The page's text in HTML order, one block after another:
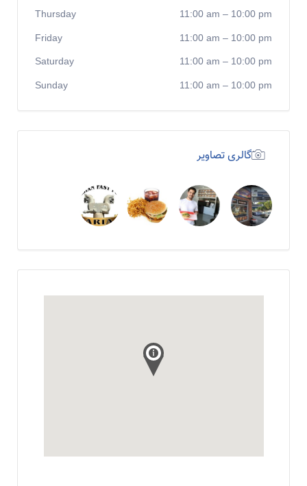
Thursday 11:00 am – 10:00 pm
Friday 11:00 am – 10:00 pm
Saturday 11:00 am – 10:00 pm
Sunday 11:00 am – 10:00 pm
گالری تصاویر